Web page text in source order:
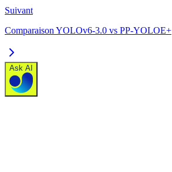
Suivant
Comparaison YOLOv6-3.0 vs PP-YOLOE+
Ask AI